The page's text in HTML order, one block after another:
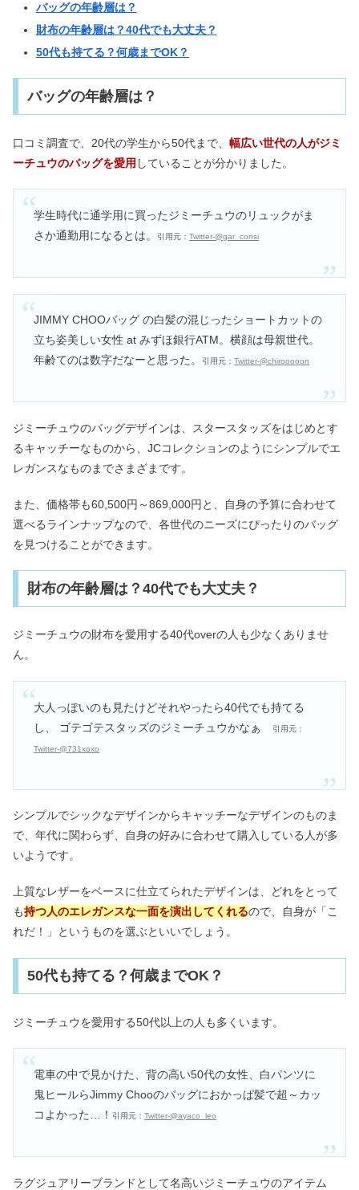
バッグの年齢層は？
財布の年齢層は？40代でも大丈夫？
50代も持てる？何歳までOK？
バッグの年齢層は？
口コミ調査で、20代の学生から50代まで、 幅広い世代の人がジミ
ーチュウのバッグを愛用 していることが分かりました。
学生時代に通学用に買ったジミーチュウのリュックがま
さか通勤用になるとは。
引用元：Twitter-@gar_consi
JIMMY CHOOバッグ の白髪の混じったショートカットの
立ち姿美しい女性 at みずほ銀行ATM。横顔は母親世代。
年齢てのは数字だなーと思った。
引用元：Twitter-@chirooooon
ジミーチュウのバッグデザインは、スタースタッズをはじめとす
るキャッチーなものから、JCコレクションのようにシンプルでエ
レガンスなものまでさまざまです。
また、価格帯も60,500円～869,000円と、自身の予算に合わせて
選べるラインナップなので、各世代のニーズにぴったりのバッグ
を見つけることができます。
財布の年齢層は？40代でも大丈夫？
ジミーチュウの財布を愛用する40代overの人も少なくありませ
ん。
大人っぽいのも見たけどそれやったら40代でも持てる
し、 ゴテゴテスタッズのジミーチュウかなぁ
引用元：
Twitter-@731xoxo
シンプルでシックなデザインからキャッチーなデザインのものま
で、年代に関わらず、自身の好みに合わせて購入している人が多
いようです。
上質なレザーをベースに仕立てられたデザインは、どれをとって
も持つ人のエレガンスな一面を演出してくれるので、自身が「こ
れだ！」というものを選ぶといいでしょう。
50代も持てる？何歳までOK？
ジミーチュウを愛用する50代以上の人も多くいます。
電車の中で見かけた、背の高い50代の女性、白パンツに
鬼ヒールらJimmy Chooのバッグにおかっぱ髪で超～カッ
コよかった…！
引用元：Twitter-@ayaco_leo
ラグジュアリーブランドとして名高いジミーチュウのアイテム